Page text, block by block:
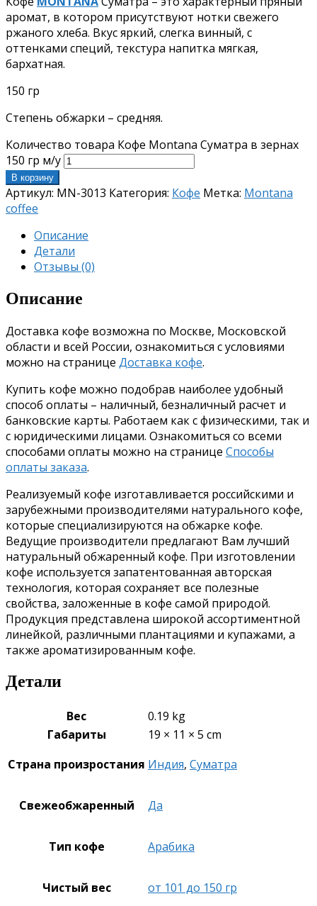
аромат, в котором присутствуют нотки свежего
ржаного хлеба. Вкус яркий, слегка винный, с
оттенками специй, текстура напитка мягкая,
бархатная.
150 гр
Степень обжарки – средняя.
Количество товара Кофе Montana Суматра в зернах
150 гр м/у
В корзину
Артикул: MN-3013 Категория: Кофе Метка: Montana
coffee
Описание
Детали
Отзывы (0)
Описание
Доставка кофе возможна по Москве, Московской
области и всей России, ознакомиться с условиями
можно на странице Доставка кофе.
Купить кофе можно подобрав наиболее удобный
способ оплаты – наличный, безналичный расчет и
банковские карты. Работаем как с физическими, так и
с юридическими лицами. Ознакомиться со всеми
способами оплаты можно на странице Способы
оплаты заказа.
Реализуемый кофе изготавливается российскими и
зарубежными производителями натурального кофе,
которые специализируются на обжарке кофе.
Ведущие производители предлагают Вам лучший
натуральный обжаренный кофе. При изготовлении
кофе используется запатентованная авторская
технология, которая сохраняет все полезные
свойства, заложенные в кофе самой природой.
Продукция представлена широкой ассортиментной
линейкой, различными плантациями и купажами, а
также ароматизированным кофе.
Детали
Вес
0.19 kg
Габариты
19 × 11 × 5 cm
Страна произростания Индия, Суматра
Свежеобжаренный Да
Тип кофе Арабика
Чистый вес от 101 до 150 гр